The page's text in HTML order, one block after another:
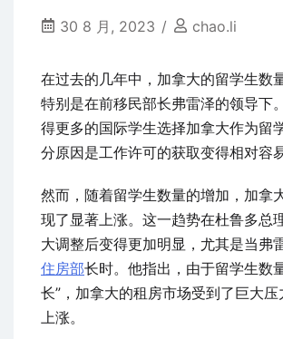
30 8 月, 2023 chao.li
在过去的几年中，加拿大的留学生数
特别是在前移民部长弗雷泽的领导下
得更多的国际学生选择加拿大作为留
分原因是工作许可的获取变得相对容易
然而，随着留学生数量的增加，加拿
现了显著上涨。这一趋势在杜鲁多总
大调整后变得更加明显，尤其是当弗
住房部长时。他指出，由于留学生数
长”，加拿大的租房市场受到了巨大
上涨。